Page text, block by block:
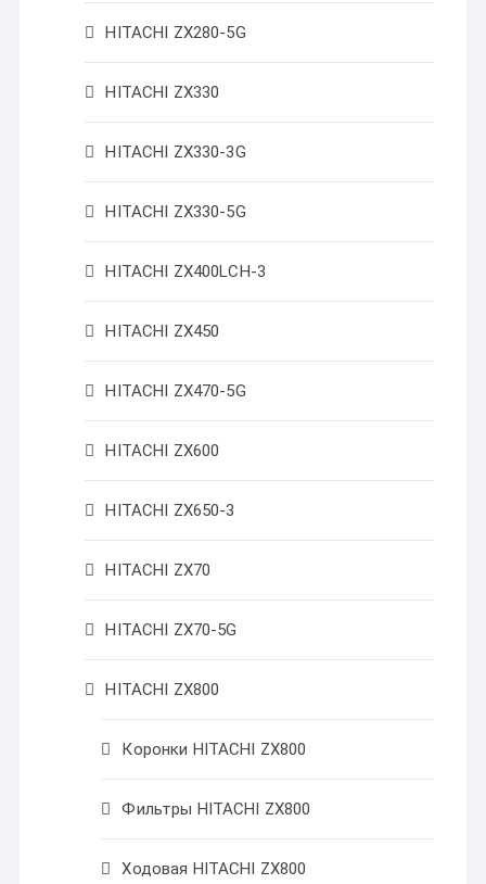
HITACHI ZX280-5G
HITACHI ZX330
HITACHI ZX330-3G
HITACHI ZX330-5G
HITACHI ZX400LCH-3
HITACHI ZX450
HITACHI ZX470-5G
HITACHI ZX600
HITACHI ZX650-3
HITACHI ZX70
HITACHI ZX70-5G
HITACHI ZX800
Коронки HITACHI ZX800
Фильтры HITACHI ZX800
Ходовая HITACHI ZX800